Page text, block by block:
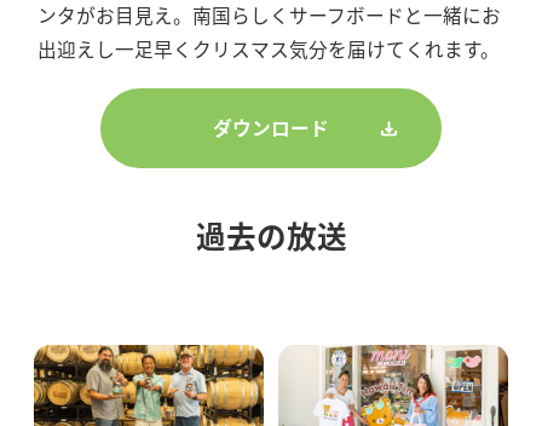
ンタがお目見え。南国らしくサーフボードと一緒にお
出迎えし一足早くクリスマス気分を届けてくれます。
ダウンロード
過去の放送